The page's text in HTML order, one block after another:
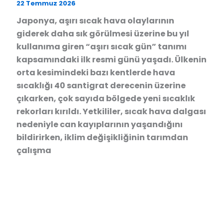
22 Temmuz 2026
Japonya, aşırı sıcak hava olaylarının
giderek daha sık görülmesi üzerine bu yıl
kullanıma giren “aşırı sıcak gün” tanımı
kapsamındaki ilk resmi günü yaşadı. Ülkenin
orta kesimindeki bazı kentlerde hava
sıcaklığı 40 santigrat derecenin üzerine
çıkarken, çok sayıda bölgede yeni sıcaklık
rekorları kırıldı. Yetkililer, sıcak hava dalgası
nedeniyle can kayıplarının yaşandığını
bildirirken, iklim değişikliğinin tarımdan
çalışma